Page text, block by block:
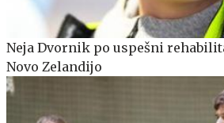
Neja Dvornik po uspešni
Novo Zelandijo